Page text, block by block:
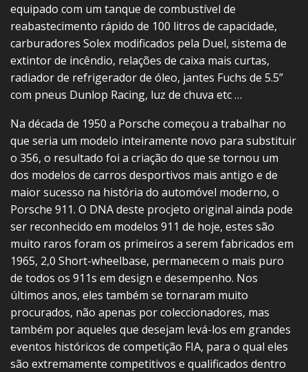
equipado com um tanque de combustível de
reabastecimento rápido de 100 litros de capacidade,
carburadores Solex modificados pela Duel, sistema de
extintor de incêndio, relações de caixa mais curtas,
radiador de refrigerador de óleo, jantes Fuchs de 5.5”
com pneus Dunlop Racing, luz de chuva etc …
Na década de 1950 a Porsche começou a trabalhar no
que seria um modelo inteiramente novo para substituir
o 356, o resultado foi a criação do que se tornou um
dos modelos de carros desportivos mais antigo e de
maior sucesso na história do automóvel moderno, o
Porsche 911. O DNA deste procjeto original ainda pode
ser reconhecido em modelos 911 de hoje, estes são
muito raros foram os primeiros a serem fabricados em
1965, 2,0 Short-wheelbase, permanecem o mais puro
de todos os 911s em design e desempenho. Nos
últimos anos, eles também se tornaram muito
procurados, não apenas por coleccionadores, mas
também por aqueles que desejam levá-los em grandes
eventos históricos de competição FIA, para o qual eles
são extremamente competitivos e qualificados dentro